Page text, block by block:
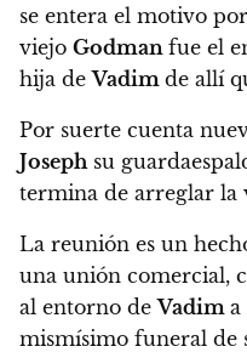
se entera el motivo
viejo Godman fue el
hija deVadim de allí
Por suerte cuenta
Joseph su
termina de arreglar la
La reunión es un
una unión comercial,
al entorno deVadim a
mismísimo funeral de